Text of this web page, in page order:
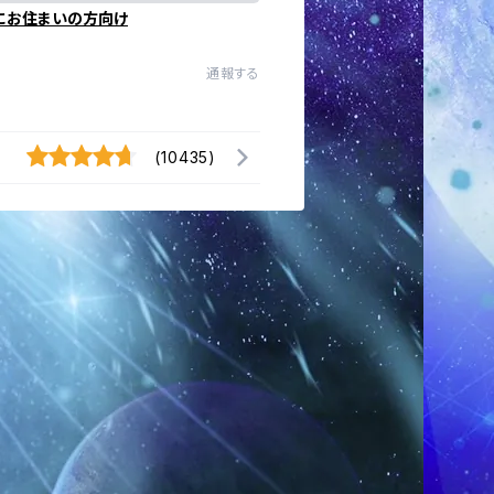
お住まいの方向け
通報する
(10435)